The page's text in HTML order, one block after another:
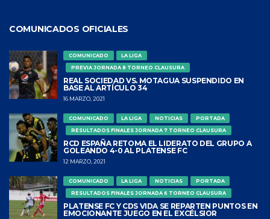
COMUNICADOS OFICIALES
COMUNICADO
LA LIGA
PREVIA JORNADA 8 TORNEO CLAUSURA
REAL SOCIEDAD VS. MOTAGUA SUSPENDIDO EN
BASE AL ARTÍCULO 34
16 MARZO, 2021
COMUNICADO LA LIGA NOTICIAS
PORTADA
RESULTADOS FINALES JORNADA 7 TORNEO CLAUSURA
RCD ESPAÑA RETOMA EL LIDERATO DEL GRUPO A
GOLEANDO 4-0 AL PLATENSE FC
12 MARZO, 2021
COMUNICADO LA LIGA NOTICIAS
PORTADA
RESULTADOS FINALES JORNADA 6 TORNEO CLAUSURA
PLATENSE FC Y CDS VIDA SE REPARTEN PUNTOS EN
EMOCIONANTE JUEGO EN EL EXCÉLSIOR